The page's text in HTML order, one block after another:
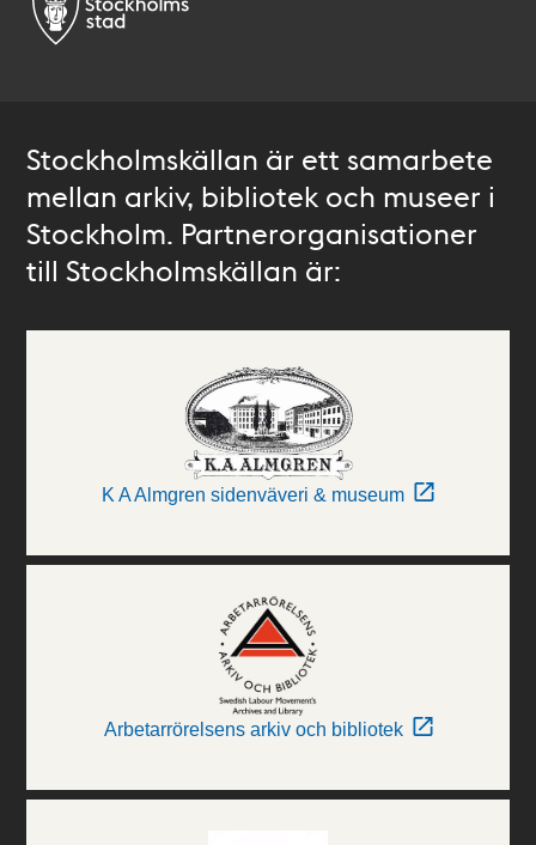
Stockholmskällan är ett samarbete
mellan arkiv, bibliotek och museer i
Stockholm. Partnerorganisationer
till Stockholmskällan är:
K A Almgren sidenväveri & museum
Arbetarrörelsens arkiv och bibliotek